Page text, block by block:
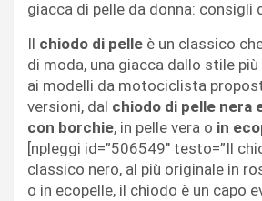
giacca di pelle da donna: consigli
Il chiodo di pelle è un classico
di moda, una giacca dallo stile
ai modelli da motociclista
versioni, dal chiodo di pelle nera
con borchie, in pelle vera o in
[npleggi id=”506549″ testo=”Il
classico nero, al più originale in
o in ecopelle, il chiodo è un capo